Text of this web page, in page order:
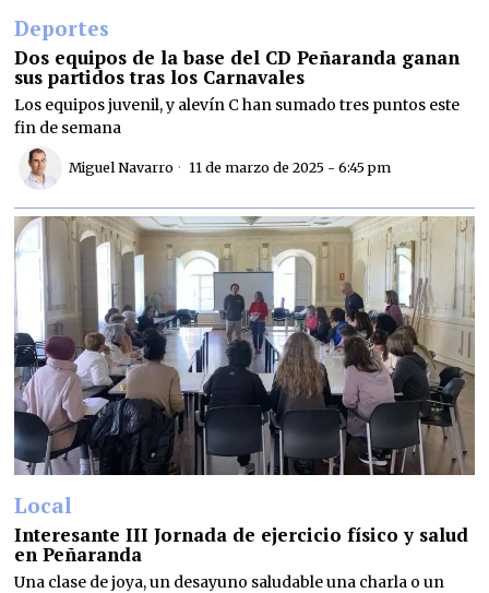
Deportes
Dos equipos de la base del CD Peñaranda ganan
sus partidos tras los Carnavales
Los equipos juvenil, y alevín C han sumado tres puntos este
fin de semana
Miguel Navarro 11 de marzo de 2025 - 6:45 pm
Local
Interesante III Jornada de ejercicio físico y salud
en Peñaranda
Una clase de joya, un desayuno saludable una charla o un